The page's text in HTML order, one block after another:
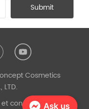
Submit
Cosmetics
conditions Propulsé
Ask us